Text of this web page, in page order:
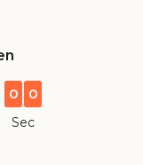
0 0
Sec